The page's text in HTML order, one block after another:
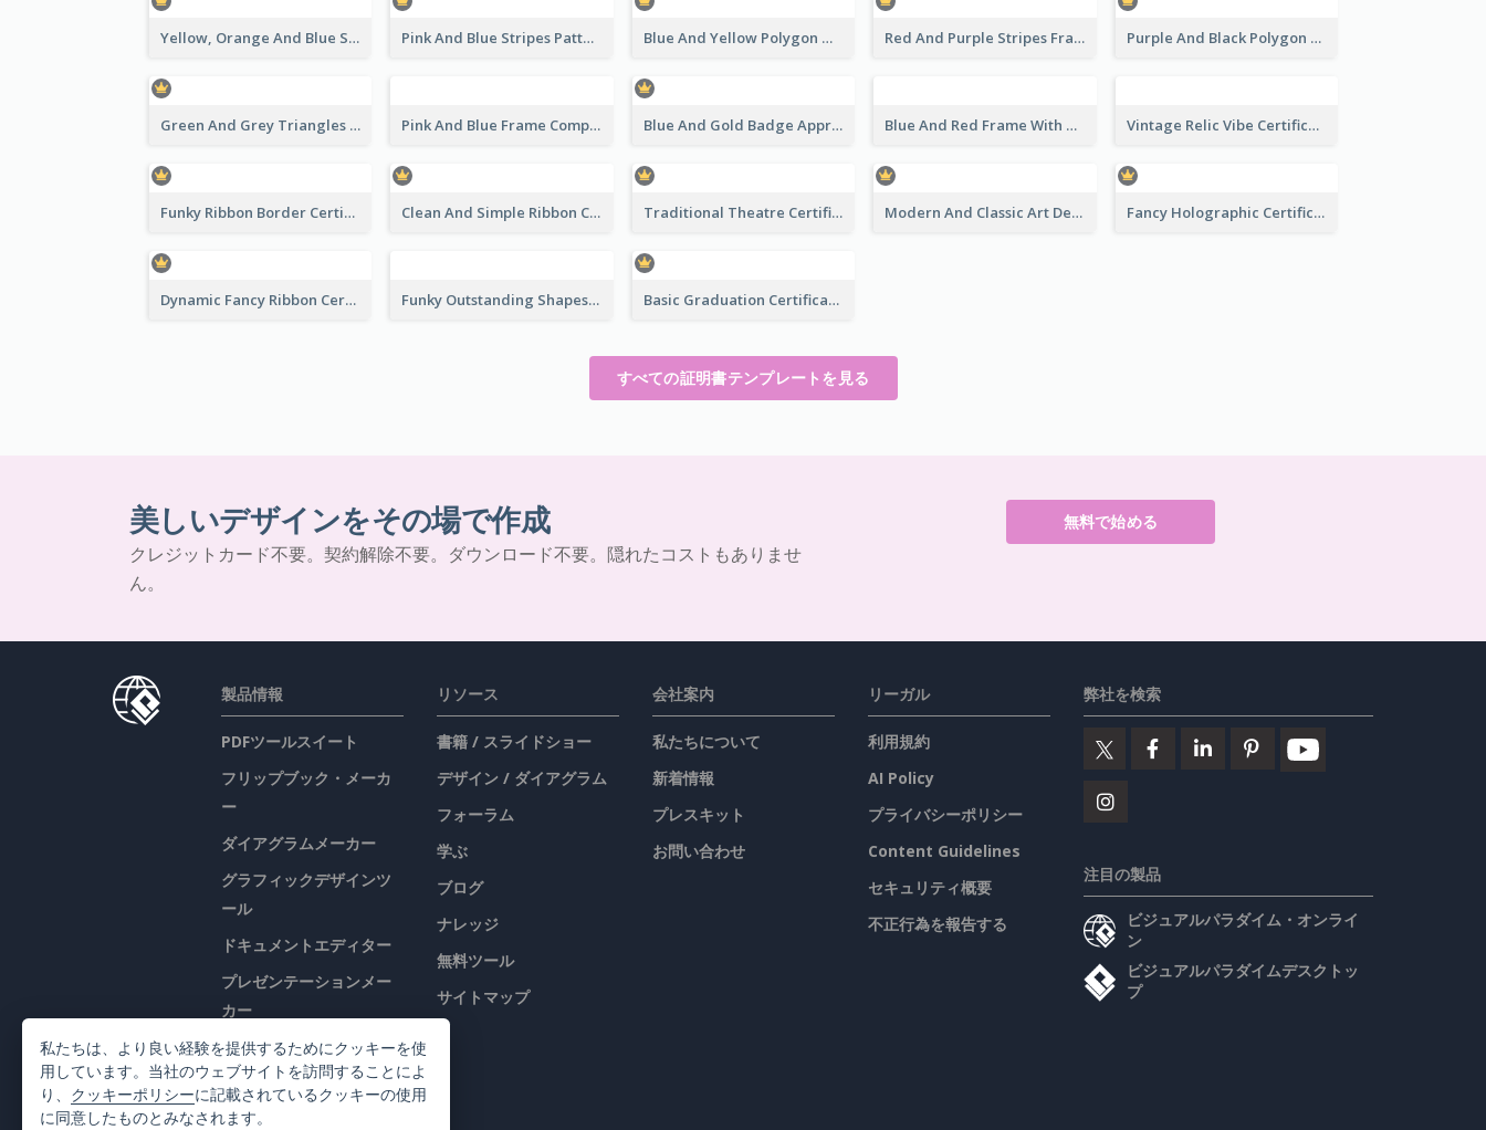
Yellow, Orange And Blue Sunburst Certificate Pink And Blue Stripes Patterns Certificate Blue And Yellow Polygon With Badge Certificate Red And Purple Stripes Frame Certificate Purple And Black Polygon Appreciation Certificate
Green And Grey Triangles With Badge Certificate Pink And Blue Frame Company Certificate Blue And Gold Badge Appreciation Certificate Blue And Red Frame With Photo Certificate Vintage Relic Vibe Certificate Design Template
Funky Ribbon Border Certificate Design Template Clean And Simple Ribbon Certificate Design Ideas Traditional Theatre Certificate Design Template Modern And Classic Art Deco Certificate Design Ideas Fancy Holographic Certificate Design Ideas
Dynamic Fancy Ribbon Certificate Design Ideas Funky Outstanding Shapes Certificate Design Template Ideas Basic Graduation Certificate With Campus Photo Design
すべての証明書テンプレートを見る
美しいデザインをその場で作成
クレジットカード不要。契約解除不要。ダウンロード不要。隠れたコストもありませ
ん。
無料で始める
製品情報
PDFツールスイート
フリップブック・メーカ
ー
ダイアグラムメーカー
グラフィックデザインツ
ール
ドキュメントエディター
プレゼンテーションメー
カー
表計算エディター
価格
リソース
書籍 / スライドショー
デザイン / ダイアグラム
フォーラム
学ぶ
ブログ
ナレッジ
無料ツール
サイトマップ
会社案内
私たちについて
新着情報
プレスキット
お問い合わせ
リーガル
利用規約
AI Policy
プライバシーポリシー
Content Guidelines
セキュリティ概要
不正行為を報告する
弊社を検索
注目の製品
ビジュアルパラダイム・オンライ
ン
ビジュアルパラダイムデスクトッ
プ
私たちは、より良い経験を提供するためにクッキーを使
用しています。当社のウェブサイトを訪問することによ
り、 クッキーポリシーに記載されているクッキーの使用
に同意したものとみなされます。